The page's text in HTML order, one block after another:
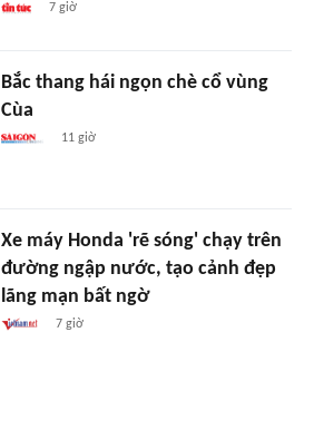
7 giờ
Bắc thang hái ngọn chè cổ vùng
Cùa
11 giờ
Xe máy Honda 'rẽ sóng' chạy trên
đường ngập nước, tạo cảnh đẹp
lãng mạn bất ngờ
7 giờ